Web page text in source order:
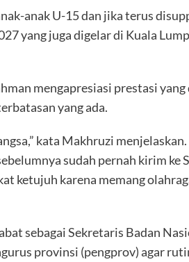
anak U-15 dan jika terus
yang juga digelar di Kuala
mengapresiasi prestasi
yang ada.
kata Makhruzi
sudah pernah kirim ke
ketujuh karena memang
sebagai Sekretaris Badan
provinsi (pengprov) agar